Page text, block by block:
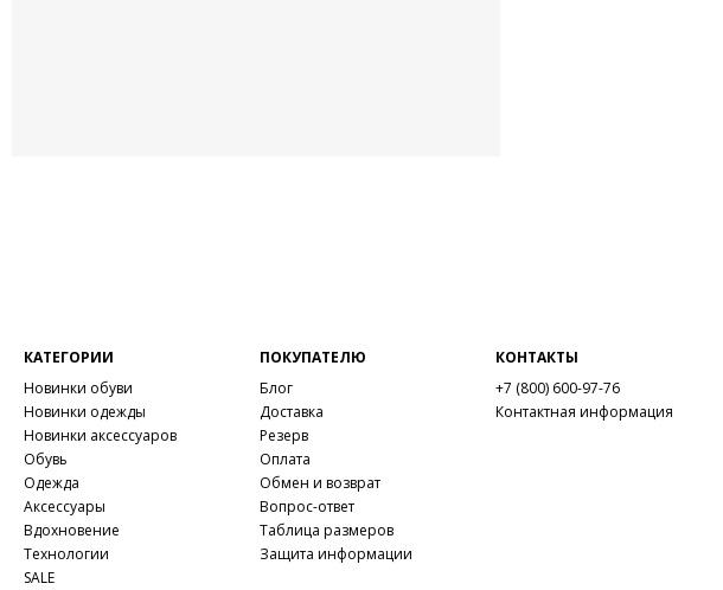
КАТЕГОРИИ
Новинки обуви
Новинки одежды
Новинки аксессуаров
Обувь
Одежда
Аксессуары
Вдохновение
Технологии
SALE
ПОКУПАТЕЛЮ
Блог
Доставка
Резерв
Оплата
Обмен и возврат
Вопрос-ответ
Таблица размеров
Защита информации
КОНТАКТЫ
+7 (800) 600-97-76
Контактная информация